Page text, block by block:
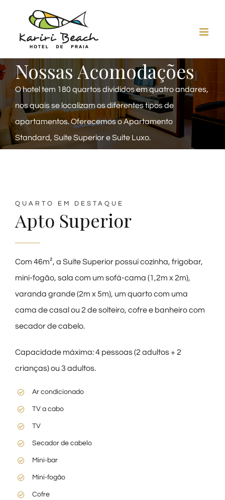
Nossas Acomodações
O hotel tem 180 quartos divididos em quatro andares,
nos quais se localizam os diferentes tipos de
apartamentos. Oferecemos o Apartamento
Standard, Suíte Superior e Suíte Luxo.
QUARTO EM DESTAQUE
Apto Superior
Com 46m², a Suíte Superior possui cozinha, frigobar,
mini-fogão, sala com um sofá-cama (1,2m x 2m),
varanda grande (2m x 5m), um quarto com uma
cama de casal ou 2 de solteiro, cofre e banheiro com
secador de cabelo.
Capacidade máxima: 4 pessoas (2 adultos + 2
crianças) ou 3 adultos.
Ar condicionado
TV a cabo
TV
Secador de cabelo
Mini-bar
Mini-fogão
Cofre